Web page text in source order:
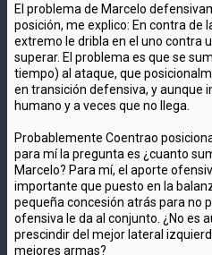
El problema de Marcelo
posición, me explico: En contra de
extremo le dribla en el uno contra
superar. El problema es que se
tiempo) al ataque, que
en transición defensiva, y aunque
humano y a veces que no llega.
Probablemente Coentrao
para mí la pregunta es ¿cuanto
Marcelo? Para mí, el aporte
importante que puesto en la
pequeña concesión atrás para no
ofensiva le da al conjunto. ¿No es
prescindir del mejor lateral
mejores armas?